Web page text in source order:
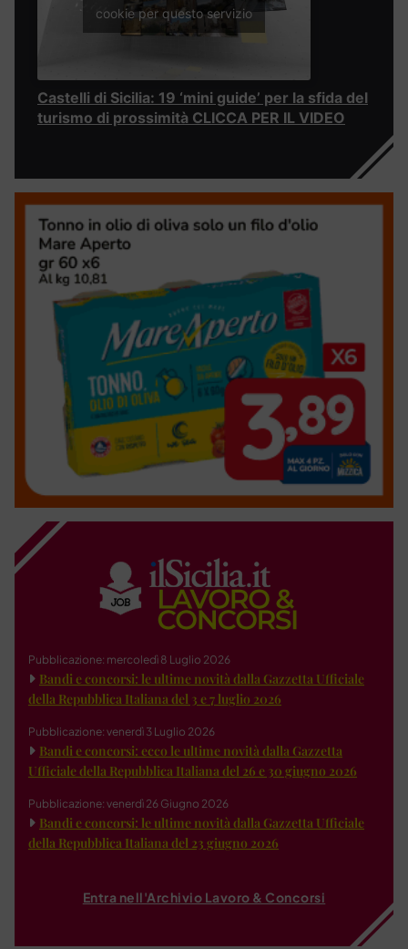
cookie per questo servizio
Castelli di Sicilia: 19 ‘mini guide’ per la sfida del
turismo di prossimità CLICCA PER IL VIDEO
Pubblicazione: mercoledì 8 Luglio 2026
Bandi e concorsi: le ultime novità dalla Gazzetta Ufficiale
della Repubblica Italiana del 3 e 7 luglio 2026
Pubblicazione: venerdì 3 Luglio 2026
Bandi e concorsi: ecco le ultime novità dalla Gazzetta
Ufficiale della Repubblica Italiana del 26 e 30 giugno 2026
Pubblicazione: venerdì 26 Giugno 2026
Bandi e concorsi: le ultime novità dalla Gazzetta Ufficiale
della Repubblica Italiana del 23 giugno 2026
Entra nell'Archivio Lavoro & Concorsi